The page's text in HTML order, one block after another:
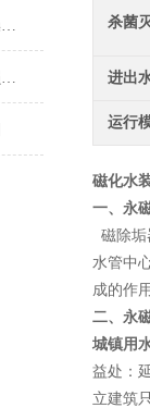
分享管道式紫外线消毒器安全操作规定
快开式袋式过滤器使用时降低损耗的实用措施
杀菌
进出
运行
磁化水
一、永
磁除垢
水管中
成的作
二、永
城镇用
益处：
立建筑